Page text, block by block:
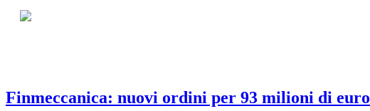
Finmeccanica: nuovi ordini per 93 milioni di euro